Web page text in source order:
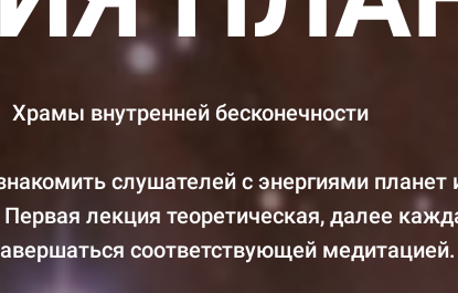
Храмы внутренней бесконечности
слушателей с энергиями планет
лекция теоретическая, далее
соответствующей медитацией.